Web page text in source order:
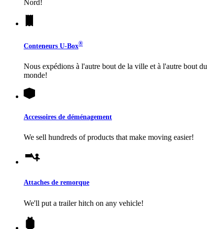
Nord!
Conteneurs U-Box®
Nous expédions à l'autre bout de la ville et à l'autre bout du
monde!
Accessoires de déménagement
We sell hundreds of products that make moving easier!
Attaches de remorque
We'll put a trailer hitch on any vehicle!